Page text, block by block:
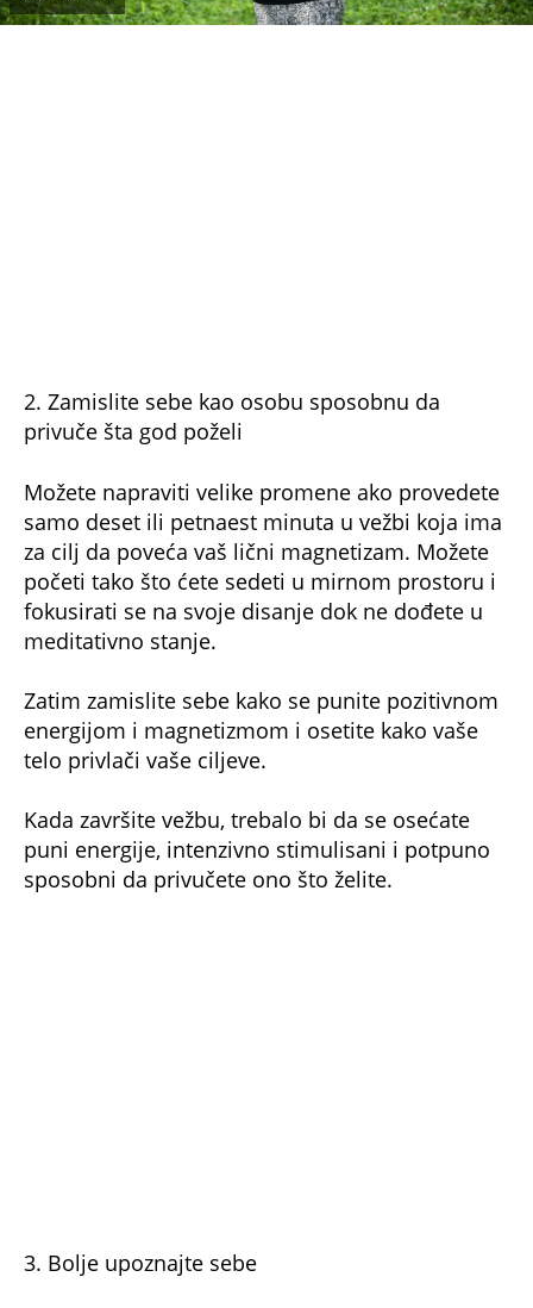
2. Zamislite sebe kao osobu sposobnu da
privuče šta god poželi
Možete napraviti velike promene ako provedete
samo deset ili petnaest minuta u vežbi koja ima
za cilj da poveća vaš lični magnetizam. Možete
početi tako što ćete sedeti u mirnom prostoru i
fokusirati se na svoje disanje dok ne dođete u
meditativno stanje.
Zatim zamislite sebe kako se punite pozitivnom
energijom i magnetizmom i osetite kako vaše
telo privlači vaše ciljeve.
Kada završite vežbu, trebalo bi da se osećate
puni energije, intenzivno stimulisani i potpuno
sposobni da privučete ono što želite.
3. Bolje upoznajte sebe